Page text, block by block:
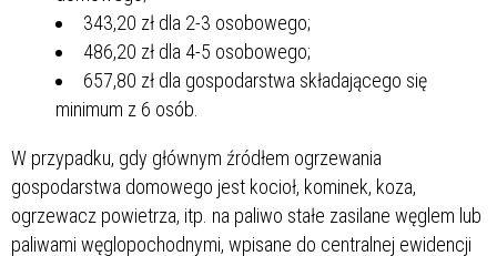
343,20 zł dla 2-3 osobowego;
486,20 zł dla 4-5 osobowego;
657,80 zł dla gospodarstwa składającego się
minimum z 6 osób.
W przypadku, gdy głównym źródłem ogrzewania
gospodarstwa domowego jest kocioł, kominek, koza,
ogrzewacz powietrza, itp. na paliwo stałe zasilane węglem lub
paliwami węglopochodnymi, wpisane do centralnej ewidencji